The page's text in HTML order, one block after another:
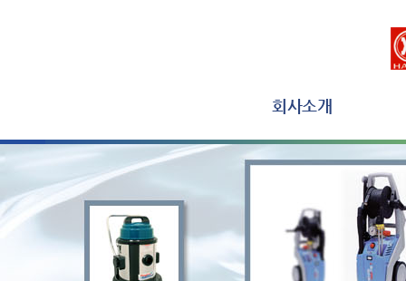
회사소개